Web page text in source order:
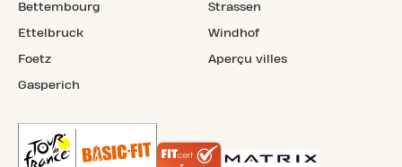
Bettembourg
Ettelbruck
Foetz
Gasperich
Strassen
Windhof
Aperçu villes